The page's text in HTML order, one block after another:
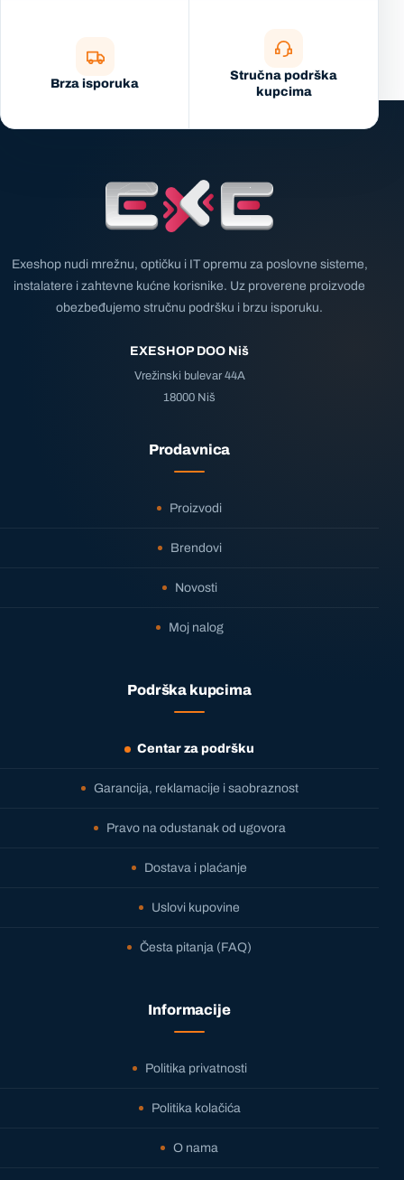
Brza isporuka
Stručna podrška
kupcima
Exeshop nudi mrežnu, optičku i IT opremu za poslovne sisteme,
instalatere i zahtevne kućne korisnike. Uz proverene proizvode
obezbeđujemo stručnu podršku i brzu isporuku.
EXESHOP DOO Niš
Vrežinski bulevar 44A
18000 Niš
Prodavnica
Proizvodi
Brendovi
Novosti
Moj nalog
Podrška kupcima
Centar za podršku
Garancija, reklamacije i saobraznost
Pravo na odustanak od ugovora
Dostava i plaćanje
Uslovi kupovine
Česta pitanja (FAQ)
Informacije
Politika privatnosti
Politika kolačića
O nama